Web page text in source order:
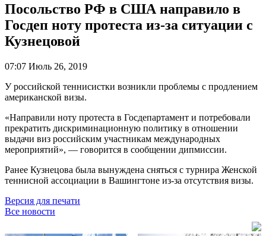
Посольство РФ в США направило в
Госдеп ноту протеста из-за ситуации с
Кузнецовой
07:07 Июль 26, 2019
У российской теннисистки возникли проблемы с продлением
американской визы.
«Направили ноту протеста в Госдепартамент и потребовали
прекратить дискриминационную политику в отношении
выдачи виз российским участникам международных
мероприятий», — говорится в сообщении дипмиссии.
Ранее Кузнецова была вынуждена сняться с турнира Женской
теннисной ассоциации в Вашингтоне из-за отсутствия визы.
Версия для печати
Все новости